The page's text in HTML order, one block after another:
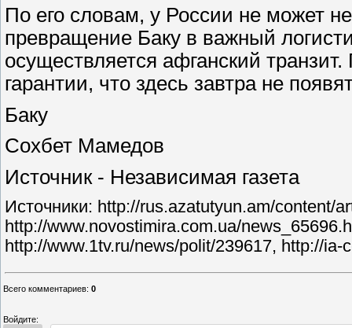
По его словам, у России не может
превращение Баку в важный
осуществляется афганский
гарантии, что здесь завтра не
Баку
Сохбет Мамедов
Источник - Независимая газета
Источники: http://rus.azatutyun.am/content/
http://www.novostimira.com.ua/
http://www.1tv.ru/news/polit/239617, http://ia-
Всего комментариев: 0
Войдите: